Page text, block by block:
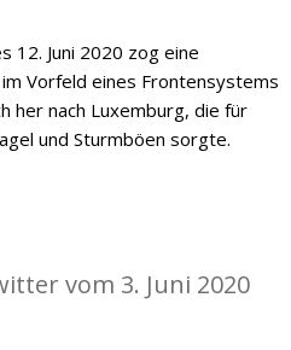
12. Juni 2020 zog eine
Vorfeld eines Frontensystems
her nach Luxemburg, die für
und Sturmböen sorgte.
vom 3. Juni 2020